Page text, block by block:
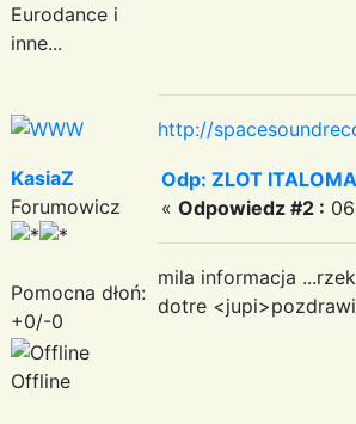
Eurodance i
inne...
http://
KasiaZ
Forumowicz
Pomocna dłoń:
+0/-0
Offline
Odp: ZLOT
« Odpowiedz #2 :
mila informacja
dotre